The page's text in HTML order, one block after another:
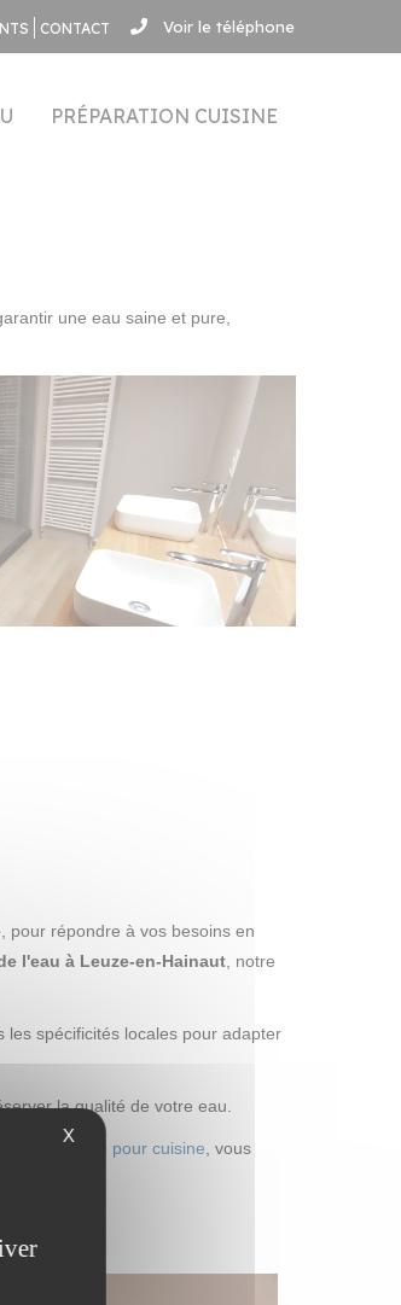
Voir le téléphone
CONTACT
PRÉPARATION CUISINE
une eau saine et pure,
pour répondre à vos besoins en
l'eau à Leuze-en-Hainaut , notre
les spécificités locales pour adapter
la qualité de votre eau.
technique pour cuisine , vous
X